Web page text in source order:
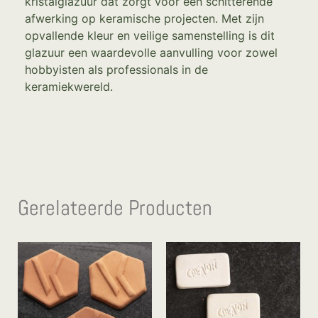
afwerking op keramische projecten. Met zijn
opvallende kleur en veilige samenstelling is dit
glazuur een waardevolle aanvulling voor zowel
hobbyisten als professionals in de
keramiekwereld.
Gerelateerde Producten